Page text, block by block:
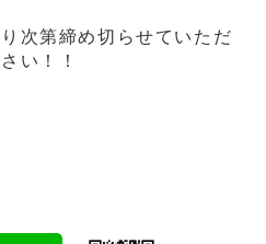
次第締め切らせていただ
い！！